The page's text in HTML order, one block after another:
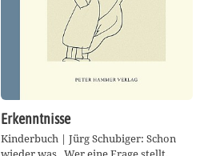
Erkenntnisse
Kinderbuch | Jürg Schubiger: Schon